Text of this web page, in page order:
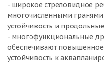
- широкое стреловидное
многочисленными гранями
устойчивость и
- многофункциональные
обеспечивают повышенное
устойчивость к